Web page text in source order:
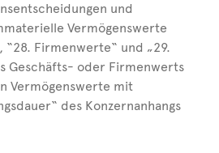
und
Vermögenswerte
Firmenwerte“ und „29.
Geschäfts- oder Firmenwerts
Vermögenswerte mit
des Konzernanhangs